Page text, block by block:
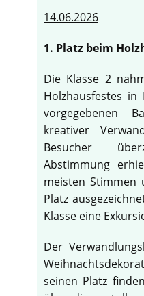
14.06.2026
1. Platz beim
Die Klasse 2
Holzhausfestes
vorgegebenen
kreativer
Besucher
Abstimmung
meisten
Platz
Klasse eine
Der
seinen Platz